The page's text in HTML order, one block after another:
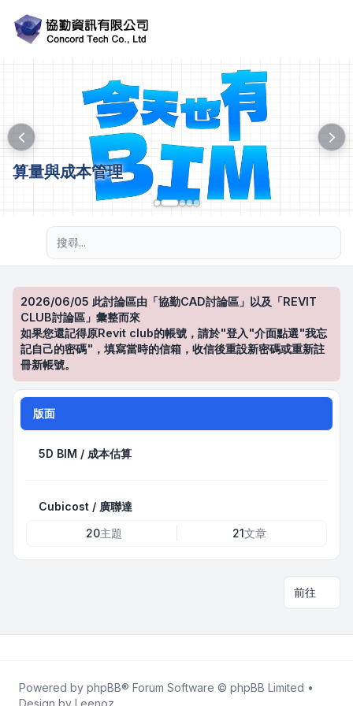
算量與成本管理
2026/06/05 此討論區由「協勤CAD討論區」以及「REVIT
CLUB討論區」彙整而來
如果您還記得原Revit club的帳號，請於"登入"介面點選"我忘
記自己的密碼"，填寫當時的信箱，收信後重設新密碼或重新註
冊新帳號。
版面
5D BIM / 成本估算
Cubicost / 廣聯達
20主題 21文章
前往
Powered by phpBB® Forum Software © phpBB Limited •
Design by Leenoz